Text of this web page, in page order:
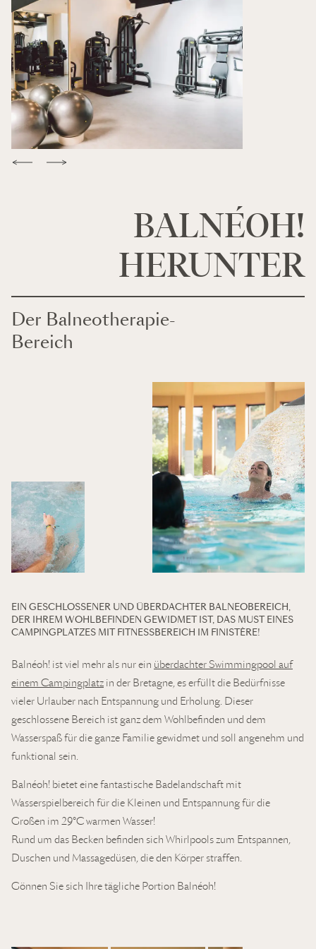
BALNÉOH!
HERUNTER
Der Balneotherapie-
Bereich
EIN GESCHLOSSENER UND ÜBERDACHTER BALNEOBEREICH,
DER IHREM WOHLBEFINDEN GEWIDMET IST, DAS MUST EINES
CAMPINGPLATZES MIT FITNESSBEREICH IM FINISTÈRE!
Balnéoh! ist viel mehr als nur ein überdachter Swimmingpool auf
einem Campingplatz in der Bretagne, es erfüllt die Bedürfnisse
vieler Urlauber nach Entspannung und Erholung. Dieser
geschlossene Bereich ist ganz dem Wohlbefinden und dem
Wasserspaß für die ganze Familie gewidmet und soll angenehm und
funktional sein.
Balnéoh! bietet eine fantastische Badelandschaft mit
Wasserspielbereich für die Kleinen und Entspannung für die
Großen im 29°C warmen Wasser!
Rund um das Becken befinden sich Whirlpools zum Entspannen,
Duschen und Massagedüsen, die den Körper straffen.
Gönnen Sie sich Ihre tägliche Portion Balnéoh!